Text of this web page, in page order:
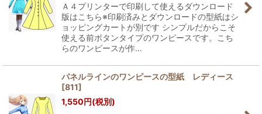
Ａ４プリンターで印刷して使えるダウンロード
版はこちら※印刷済みとダウンロードの型紙はシ
ョッピングカートが別です シンプルだからこそ
使える前ボタンタイプのワンピースです。こち
らのワンピースが作…
パネルラインのワンピースの型紙 レディース
[811]
1,550円(税別)